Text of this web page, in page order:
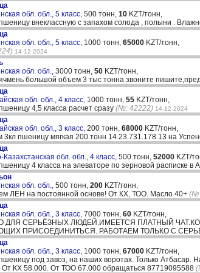
обл. обл., 5 класс, 500 тонн, 10 KZT/тонн,
внеклассную с запахом солода , полыни .
обл. обл., 5 класс, 1000 тонн, 65000 KZT/тонн,
14-12-2024
обл. обл., 3000 тонн, 50 KZT/тонн,
большой объем 3 тыс тонна звоните
обл. обл., 4 класс, 1000 тонн, 55 KZT/тонн,
4,5 класса расчет сразу (№: 42222) 14-12-2024
обл. обл., 3 класс, 200 тонн, 68000 KZT/тонн,
3кл пшеницу мягкая 200.тонн 14.23.731.178.13 на
обл. обл., 4 класс, 500 тонн, 52000 KZT/
4 класса на элеваторе по зерновой расписке в
обл. обл., 500 тонн, 200 KZT/тонн,
ЛЁН на постоянной основе! От КХ, ТОО. Масло 40+
обл. обл., 3 класс, 7000 тонн, 60 KZT/тонн,
ДЛЯ СЕРЬЁЗНЫХ ЛЮДЕЙ.ИМЕЕТСЯ ПЛАТНЫЙ
ПРИСОЕДИНИТЬСЯ. РАБОТАЕМ ТОЛЬКО С
обл. обл., 3 класс, 1000 тонн, 67000 KZT/тонн,
под завоз, на наших воротах. Только Атбасар.
От КХ 58.000. От ТОО 67.000 обращаться 87719095588